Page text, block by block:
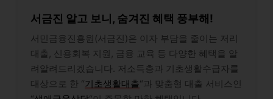
서금진 알고 보니, 숨겨진 혜택 풍부해!
서민금융진흥원(서금진)은 이자 부담을 줄이는 저리
대출, 신용회복 지원, 금융 교육 등 다양한 혜택을 알
려알려드리겠습니다. 저소득층과 기초생활수급자를
대상으로 한 “기초생활대출“과 맞춤형 대출 서비스인